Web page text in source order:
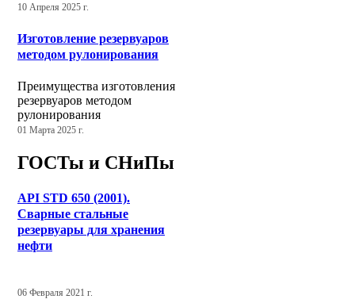
10 Апреля 2025 г.
Изготовление резервуаров
методом рулонирования
Преимущества изготовления
резервуаров методом
рулонирования
01 Марта 2025 г.
ГОСТы и СНиПы
API STD 650 (2001).
Сварные стальные
резервуары для хранения
нефти
06 Февраля 2021 г.